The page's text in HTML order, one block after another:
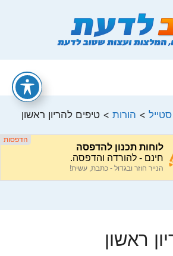
> הורות > טיפים להריון ראשון
ראשון